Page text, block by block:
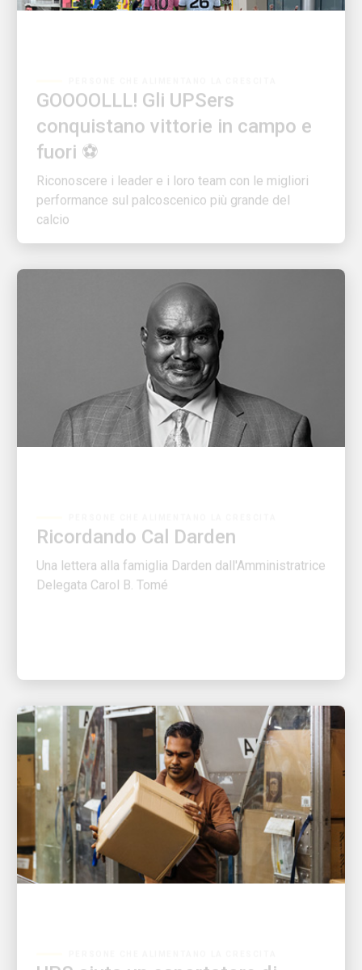
conquistano vittorie in campo e
fuori ⚽
Riconoscere i leader e i loro team con le migliori
performance sul palcoscenico più grande del
calcio
Una lettera alla famiglia Darden dall'Amministratrice
Delegata Carol B. Tomé